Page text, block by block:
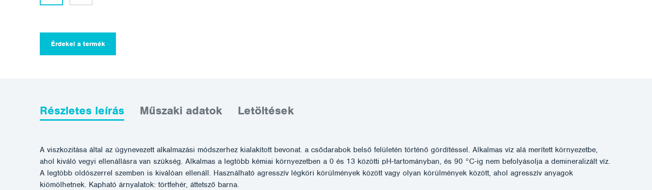
Érdekel a termék
Részletes leírás Műszaki adatok Letöltések
A viszkozitása által az úgynevezett alkalmazási módszerhez kialakított bevonat. a csődarabok belső felületén történő gördítéssel. Alkalmas víz alá merített környezetbe,
ahol kiváló vegyi ellenállásra van szükség. Alkalmas a legtöbb kémiai környezetben a 0 és 13 közötti pH-tartományban, és 90 °C-ig nem befolyásolja a demineralizált víz.
A legtöbb oldószerrel szemben is kiválóan ellenáll. Használható agresszív légköri körülmények között vagy olyan körülmények között, ahol agresszív anyagok
kiömölhetnek. Kapható árnyalatok: törtfehér, áttetsző barna.